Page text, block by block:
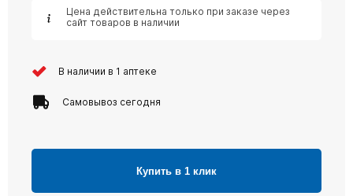
Цена действительна только при заказе через
сайт товаров в наличии
В наличии в 1 аптеке
Самовывоз сегодня
Купить в 1 клик